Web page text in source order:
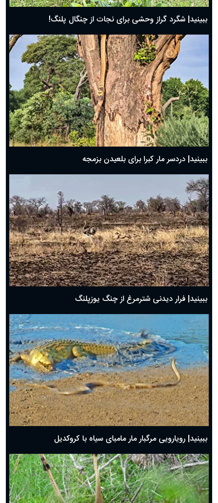
ببینید| شگرد گراز وحشی برای نجات از چنگال پلنگ!
ببینید| دردسر مار کبرا برای بلعیدن بزمجه
ببینید| فرار دیدنی شترمرغ از چنگ یوزپلنگ
ببینید| رویارویی مرگبار مار مامبای سیاه با کروکدیل